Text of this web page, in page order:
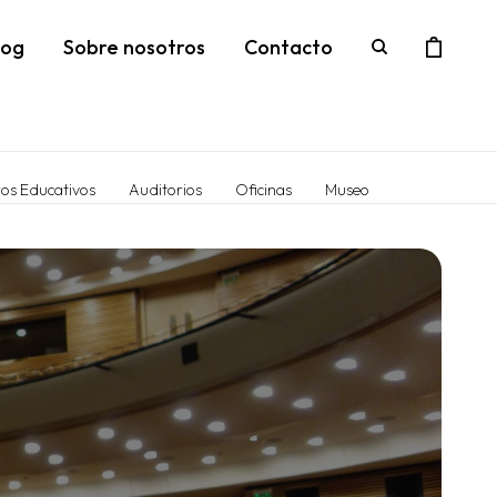
Acústicos
Cabinas
Paneles
Canelones 2028
Sobre nosotros Contacto
Educativos Auditorios Oficinas Museo